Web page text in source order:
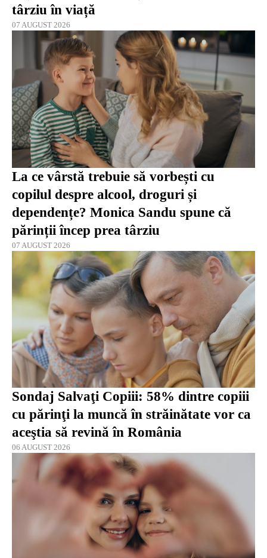
târziu în viață
07 AUGUST 2026
La ce vârstă trebuie să vorbești cu
copilul despre alcool, droguri și
dependențe? Monica Sandu spune că
părinții încep prea târziu
07 AUGUST 2026
Sondaj Salvaţi Copiii: 58% dintre copiii
cu părinţi la muncă în străinătate vor ca
aceştia să revină în România
06 AUGUST 2026